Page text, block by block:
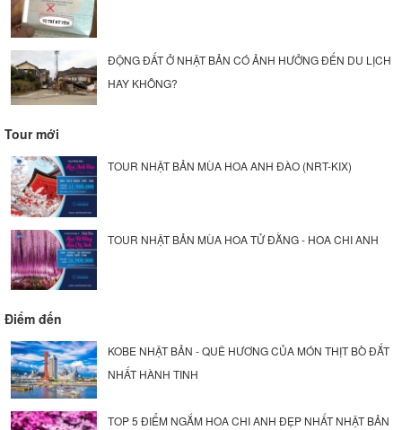
ĐỘNG ĐẤT Ở NHẬT BẢN CÓ ẢNH HƯỞNG ĐẾN DU LỊCH
HAY KHÔNG?
Tour mới
TOUR NHẬT BẢN MÙA HOA ANH ĐÀO (NRT-KIX)
TOUR NHẬT BẢN MÙA HOA TỬ ĐẰNG - HOA CHI ANH
Điểm đến
KOBE NHẬT BẢN - QUÊ HƯƠNG CỦA MÓN THỊT BÒ ĐẮT
NHẤT HÀNH TINH
TOP 5 ĐIỂM NGẮM HOA CHI ANH ĐẸP NHẤT NHẬT BẢN